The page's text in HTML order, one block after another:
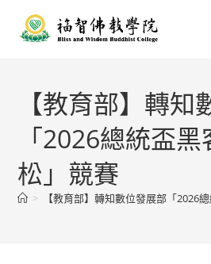
【教育部】轉知
「2026總統盃
松」競賽
> 【教育部】轉知數位發展部「2026